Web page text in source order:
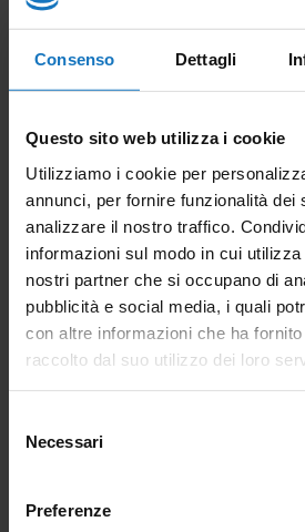
Consenso Dettagli
Questo sito web utilizza i cookie
Utilizziamo i cookie per
annunci, per fornire funzionalità dei
analizzare il nostro traffico.
informazioni sul modo in cui
nostri partner che si occupano di
pubblicità e social media, i quali
con altre informazioni che ha
raccolto dal suo utilizzo dei loro
delNecessari
Preferenze
Accessori - Cavo
sensore
qualsiasi informazione,